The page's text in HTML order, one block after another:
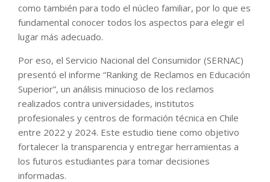
como también para todo el núcleo familiar, por lo que es
fundamental conocer todos los aspectos para elegir el
lugar más adecuado.
Por eso, el Servicio Nacional del Consumidor (SERNAC)
presentó el informe “Ranking de Reclamos en Educación
Superior”, un análisis minucioso de los reclamos
realizados contra universidades, institutos
profesionales y centros de formación técnica en Chile
entre 2022 y 2024. Este estudio tiene como objetivo
fortalecer la transparencia y entregar herramientas a
los futuros estudiantes para tomar decisiones
informadas.